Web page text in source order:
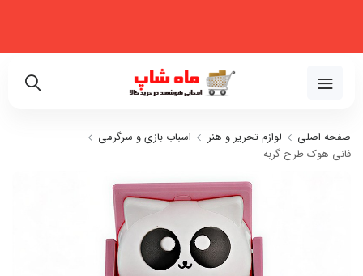
صفحه اصلی لوازم تحریر و هنر
اسباب بازی و سرگرمی
فانی هوک طرح گربه